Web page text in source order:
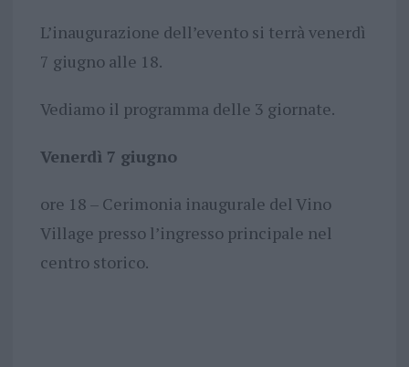
L’inaugurazione dell’evento si terrà venerdì
7 giugno alle 18.
Vediamo il programma delle 3 giornate.
Venerdì 7 giugno
ore 18 – Cerimonia inaugurale del Vino
Village presso l’ingresso principale nel
centro storico.